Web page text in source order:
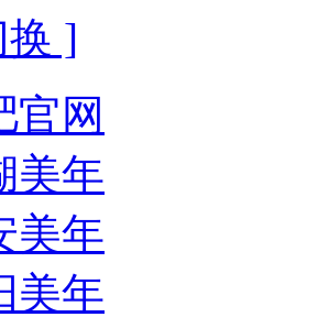
]
官网
美年
美年
美年